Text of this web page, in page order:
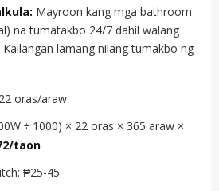
Mayroon kang mga bathroom
na tumatakbo 24/7 dahil walang
lamang nilang tumakbo ng
oras/araw
÷ 1000) × 22 oras × 365 araw ×
taon
₱25-45